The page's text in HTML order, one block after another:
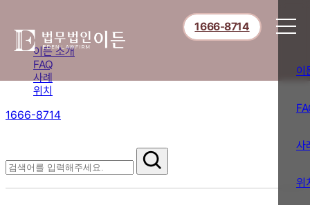
이든 소개
FAQ
사례
위치
1666-8714
1666-8714
이
사
위